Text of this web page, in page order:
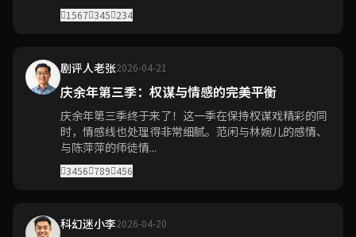
1567 345 234
剧评人老张2026-04-21
庆余年第三季：权谋与情感的完美平衡
庆余年第三季终于来了！这一季在保持权谋戏精彩的同
时，情感线也处理得非常细腻。范闲与林婉儿的感情、
与陈萍萍的师徒情...
3456 789 456
科幻迷小李2026-04-20